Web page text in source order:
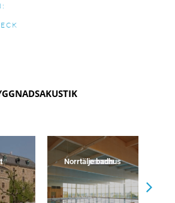
Norrtälje badhus